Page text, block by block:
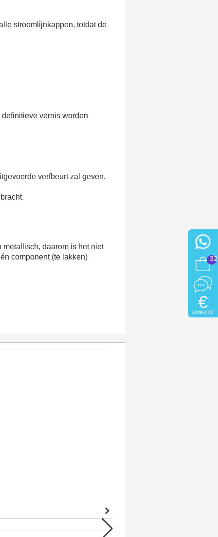
stroomlijnkappen, totdat de
vernis worden
verfbeurt zal geven.
daarom is het niet
component (te lakken)
32
€
LOYALITEIT